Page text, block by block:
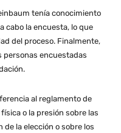
tenía conocimiento
cabo la encuesta, lo que
del proceso. Finalmente,
personas encuestadas
al reglamento de
o la presión sobre las
la elección o sobre los